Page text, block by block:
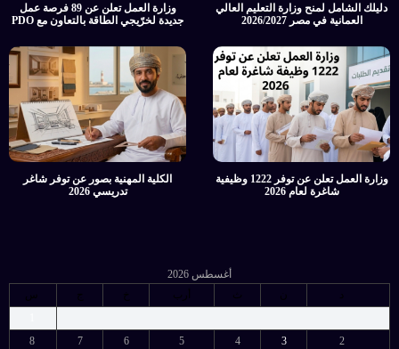
دليلك الشامل لمنح وزارة التعليم العالي
العمانية في مصر 2026/2027
وزارة العمل تعلن عن 89 فرصة عمل
جديدة لخرّيجي الطاقة بالتعاون مع PDO
وزارة العمل تعلن عن توفر 1222 وظيفية
شاغرة لعام 2026
الكلية المهنية بصور عن توفر شاغر
تدريسي 2026
أغسطس 2026
د
ن ث أرب خ ج
س
2
3
4
5
6
7
8